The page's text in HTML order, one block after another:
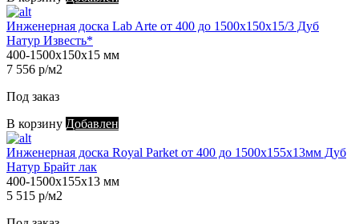
Инженерная доска Lab Arte от 400 до 1500х150х15/3 Дуб
Натур Известь*
400-1500х150х15 мм
7 556 р/м2
Под заказ
В корзину Добавлен
Инженерная доска Royal Parket от 400 до 1500х155х13мм Дуб
Натур Брайт лак
400-1500х155х13 мм
5 515 р/м2